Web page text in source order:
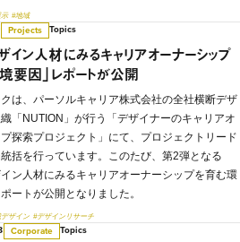
示 #地域
Projects Topics
イン人材にみるキャリアオーナーシップ
要因」レポートが公開
は、パーソルキャリア株式会社の全社横断デザ
「NUTION」が行う「デザイナーのキャリアオ
探索プロジェクト」にて、プロジェクトリード
括を行っています。このたび、第2弾となる
イン人材にみるキャリアオーナーシップを育む環
ートが公開となりました。
デザイン #デザインリサーチ
Corporate Topics